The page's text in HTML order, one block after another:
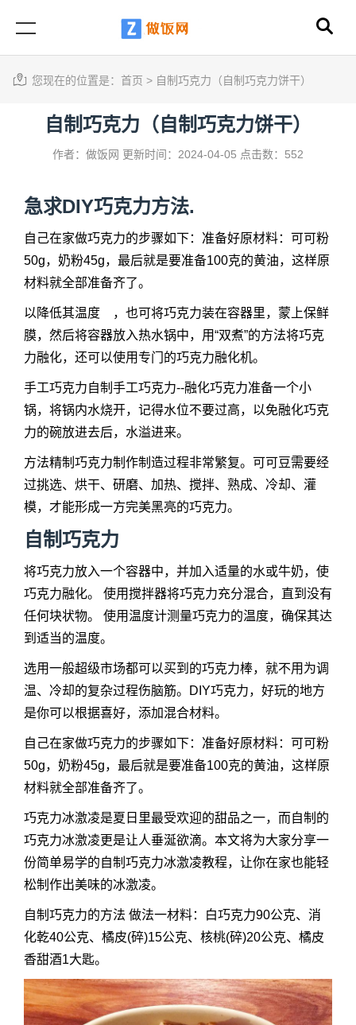
您现在的位置是： 首页 > 自制巧克力（自制巧克力饼干）
自制巧克力（自制巧克力饼干）
作者：做饭网 更新时间：2024-04-05 点击数：552
急求DIY巧克力方法.
自己在家做巧克力的步骤如下：准备好原材料：可可粉
50g，奶粉45g，最后就是要准备100克的黄油，这样原
材料就全部准备齐了。
以降低其温度 ，也可将巧克力装在容器里，蒙上保鲜
膜，然后将容器放入热水锅中，用“双煮”的方法将巧克
力融化，还可以使用专门的巧克力融化机。
手工巧克力自制手工巧克力--融化巧克力准备一个小
锅，将锅内水烧开，记得水位不要过高，以免融化巧克
力的碗放进去后，水溢进来。
方法精制巧克力制作制造过程非常繁复。可可豆需要经
过挑选、烘干、研磨、加热、搅拌、熟成、冷却、灌
模，才能形成一方完美黑亮的巧克力。
自制巧克力
将巧克力放入一个容器中，并加入适量的水或牛奶，使
巧克力融化。 使用搅拌器将巧克力充分混合，直到没有
任何块状物。 使用温度计测量巧克力的温度，确保其达
到适当的温度。
选用一般超级市场都可以买到的巧克力棒，就不用为调
温、冷却的复杂过程伤脑筋。DIY巧克力，好玩的地方
是你可以根据喜好，添加混合材料。
自己在家做巧克力的步骤如下：准备好原材料：可可粉
50g，奶粉45g，最后就是要准备100克的黄油，这样原
材料就全部准备齐了。
巧克力冰激凌是夏日里最受欢迎的甜品之一，而自制的
巧克力冰激凌更是让人垂涎欲滴。本文将为大家分享一
份简单易学的自制巧克力冰激凌教程，让你在家也能轻
松制作出美味的冰激凌。
自制巧克力的方法 做法一材料：白巧克力90公克、消
化乾40公克、橘皮(碎)15公克、核桃(碎)20公克、橘皮
香甜酒1大匙。